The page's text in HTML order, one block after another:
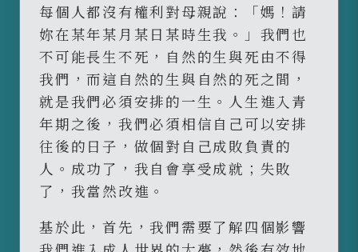
每個人都沒有權利對母親說：「媽！請
妳在某年某月某日某時生我。」我們也
不可能長生不死，自然的生與死由不得
我們，而這自然的生與自然的死之間，
就是我們必須安排的一生。人生進入青
年期之後，我們必須相信自己可以安排
往後的日子，做個對自己成敗負責的
人。成功了，我自會享受成就；失敗
了，我當然改進。
基於此，首先，我們需要了解四個影響